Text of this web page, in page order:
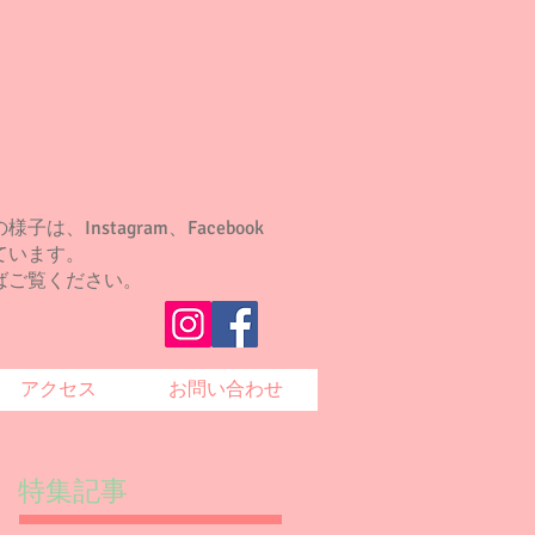
子は、Instagram、Facebook
ます。
覧ください。
アクセス お問い合わせ
特集記事